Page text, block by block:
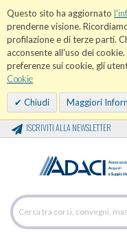
Questo sito ha aggiornato
prenderne visione.
profilazione e di terze parti.
acconsente all'uso dei
preferenze sui cookie, gli
Cookie
Chiudi Maggiori
ISCRIVITI ALLA NEWSLETTER